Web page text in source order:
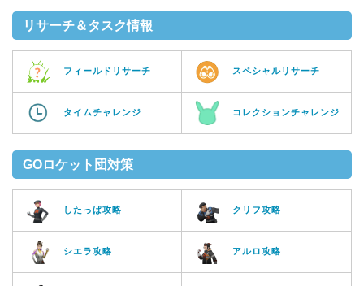
リサーチ＆タスク情報
フィールドリサーチ スペシャルリサーチ
タイムチャレンジ コレクションチャレンジ
GOロケット団対策
したっぱ攻略 クリフ攻略
シエラ攻略 アルロ攻略